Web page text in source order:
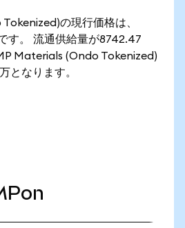
の現行価格は、
す。 流通供給量が8742.47
Materials (Ondo Tokenized)
となります。